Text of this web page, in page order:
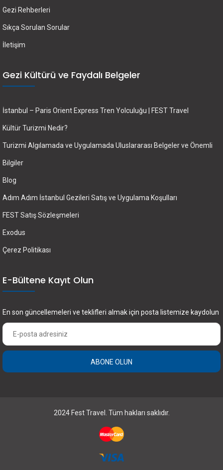
Gezi Rehberleri
Sıkça Sorulan Sorular
İletişim
Gezi Kültürü ve Faydalı Belgeler
İstanbul – Paris Orient Express Tren Yolculuğu | FEST Travel
Kültür Turizmi Nedir?
Turizmi Algılamada ve Uygulamada Uluslararası Belgeler ve Önemli
Bilgiler
Blog
Adım Adım İstanbul Gezileri Satış ve Uygulama Koşulları
FEST Satış Sözleşmeleri
Exodus
Çerez Politikası
E-Bültene Kayıt Olun
En son güncellemeleri ve teklifleri almak için posta listemize kaydolun
ABONE OLUN
2024 Fest Travel. Tüm hakları saklıdır.